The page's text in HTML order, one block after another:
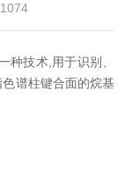
技术,用于识别、
谱柱键合面的烷基